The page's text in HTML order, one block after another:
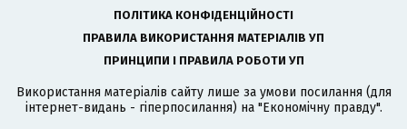
ПОЛІТИКА КОНФІДЕНЦІЙНОСТІ
ПРАВИЛА ВИКОРИСТАННЯ МАТЕРІАЛІВ УП
ПРИНЦИПИ І ПРАВИЛА РОБОТИ УП
Використання матеріалів сайту лише за умови посилання (для
інтернет-видань - гіперпосилання) на "Економічну правду".